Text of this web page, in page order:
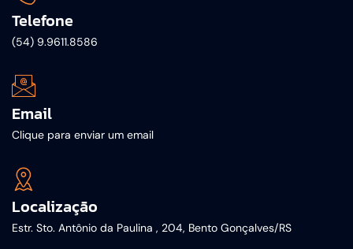
Telefone
(54) 9.9611.8586
Email
Clique para enviar um email
Localização
Estr. Sto. Antônio da Paulina , 204, Bento Gonçalves/RS